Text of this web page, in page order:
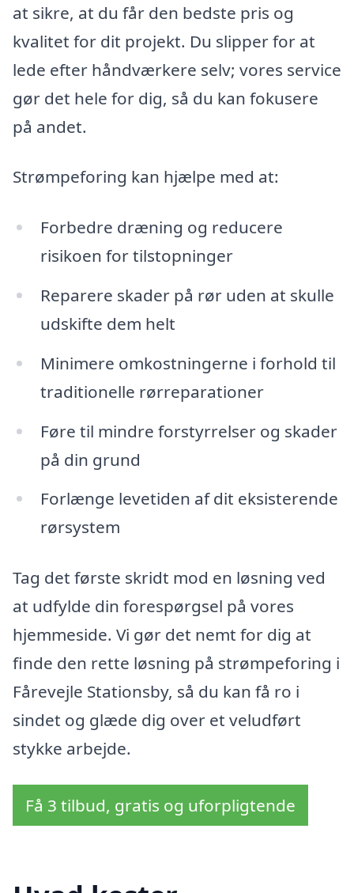
at sikre, at du får den bedste pris og
kvalitet for dit projekt. Du slipper for at
lede efter håndværkere selv; vores service
gør det hele for dig, så du kan fokusere
på andet.
Strømpeforing kan hjælpe med at:
Forbedre dræning og reducere
risikoen for tilstopninger
Reparere skader på rør uden at skulle
udskifte dem helt
Minimere omkostningerne i forhold til
traditionelle rørreparationer
Føre til mindre forstyrrelser og skader
på din grund
Forlænge levetiden af dit eksisterende
rørsystem
Tag det første skridt mod en løsning ved
at udfylde din forespørgsel på vores
hjemmeside. Vi gør det nemt for dig at
finde den rette løsning på strømpeforing i
Fårevejle Stationsby, så du kan få ro i
sindet og glæde dig over et veludført
stykke arbejde.
Få 3 tilbud, gratis og uforpligtende